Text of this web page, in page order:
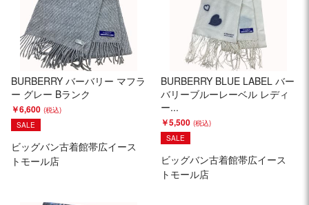
BURBERRY バーバリー マフラ
ー グレー Bランク
￥6,600
SALE
ビッグバン古着館帯広イース
トモール店
BURBERRY BLUE LABEL バー
バリーブルーレーベル レディ
ー...
￥5,500
SALE
ビッグバン古着館帯広イース
トモール店